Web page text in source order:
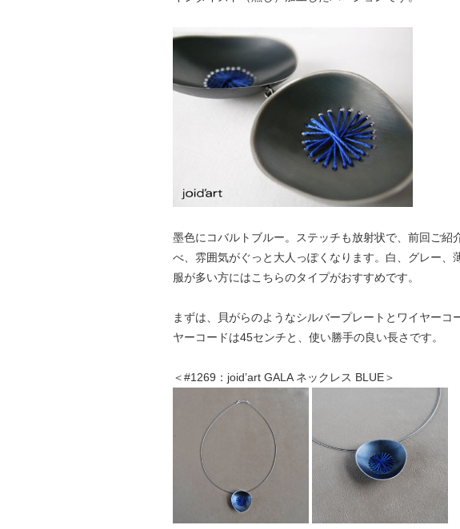
墨色にコバルトブルー。ステッチも放射状で、前回ご紹
べ、雰囲気がぐっと大人っぽくなります。白、グレー、
服が多い方にはこちらのタイプがおすすめです。
まずは、貝がらのようなシルバープレートとワイヤーコ
ヤーコードは45センチと、使い勝手の良い長さです。
＜#1269：joid’art GALA ネックレス BLUE＞